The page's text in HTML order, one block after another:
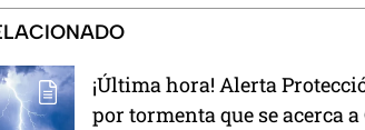
¡Última hora! Alerta
por tormenta que se acerca